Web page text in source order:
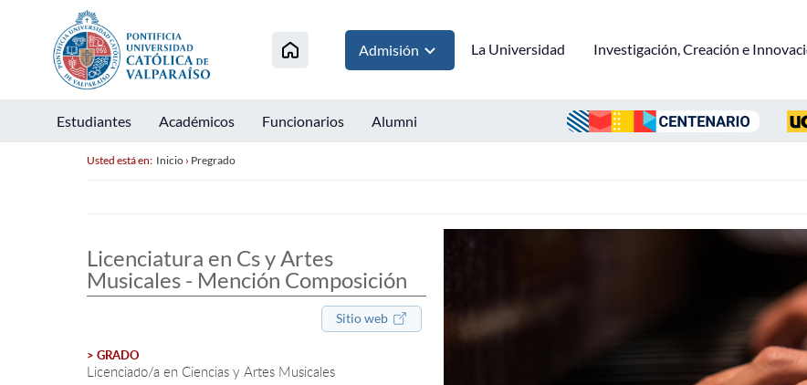
Admisión La Universidad Investigación, Creación e
Estudiantes Académicos Funcionarios Alumni
Usted está en: Inicio› Pregrado
Licenciatura en Cs y Artes
Musicales - Mención Composición
Sitio web
> GRADO
Licenciado/a en Ciencias y Artes Musicales